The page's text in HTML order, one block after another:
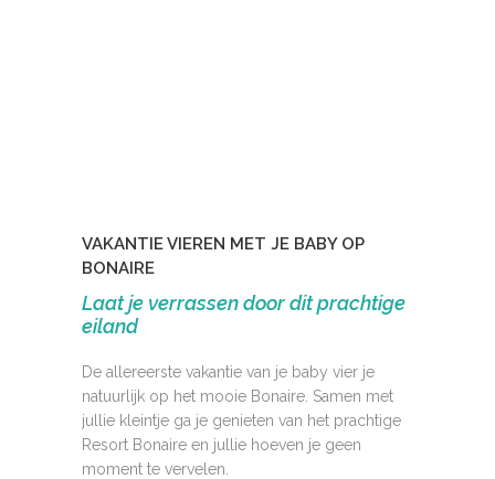
VAKANTIE VIEREN MET JE BABY OP
BONAIRE
Laat je verrassen door dit prachtige
eiland
De allereerste vakantie van je baby vier je
natuurlijk op het mooie Bonaire. Samen met
jullie kleintje ga je genieten van het prachtige
Resort Bonaire en jullie hoeven je geen
moment te vervelen.